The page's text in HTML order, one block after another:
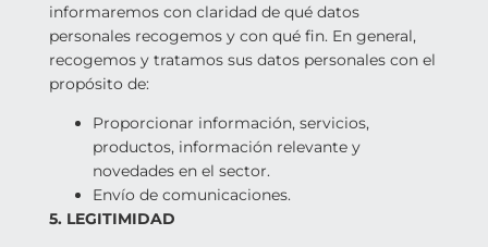
informaremos con claridad de qué datos
personales recogemos y con qué fin. En general,
recogemos y tratamos sus datos personales con el
propósito de:
Proporcionar información, servicios,
productos, información relevante y
novedades en el sector.
Envío de comunicaciones.
5. LEGITIMIDAD